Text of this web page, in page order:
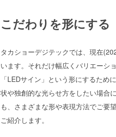
こだわりを形にする
タカショーデジテックでは、現在
います。それだけ幅広くバリエーシ
「LEDサイン」という形にするた
状や独創的な光らせ方をしたい場合
も、さまざまな形や表現方法でご要
ご紹介します。